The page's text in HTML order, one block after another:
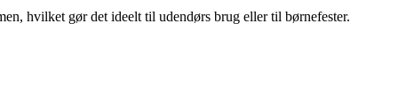
hvilket gør det ideelt til udendørs brug eller til børnefester.